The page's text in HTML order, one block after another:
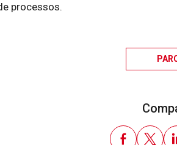
processos.